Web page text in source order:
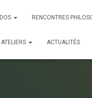
RENCONTRES
ACTUALITÉS